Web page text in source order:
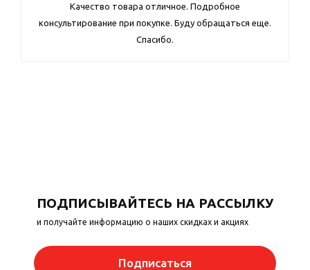
Качество товара отличное. Подробное
консультирование при покупке. Буду обращаться еще.
Спасибо.
ПОДПИСЫВАЙТЕСЬ НА РАССЫЛКУ
и получайте информацию о наших скидках и акциях
Подписаться